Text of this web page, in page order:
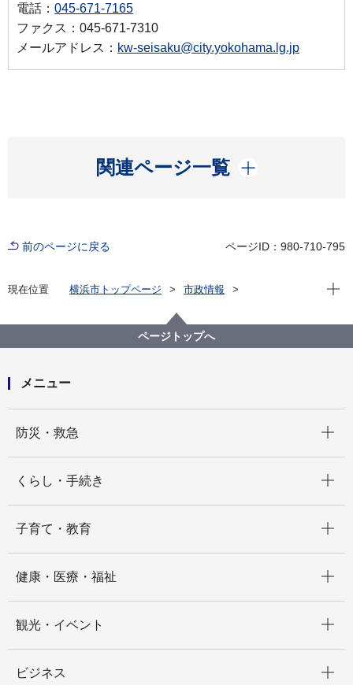
電話： 045-671-7165
ファクス：045-671-7310
メールアドレス： kw-seisaku@city.yokohama.lg.jp
関連ページ一覧
開く
前のページに戻る ページID：980-710-795
現在位置 横浜市トップページ
市政情報
環境への取組
20250603 バンクーバー・フレーザーポートオーソリ
ティー副局長が横浜港を訪問
現在
ページトップへ
メニュー
防災・救急
くらし・手続き
子育て・教育
健康・医療・福祉
観光・イベント
ビジネス